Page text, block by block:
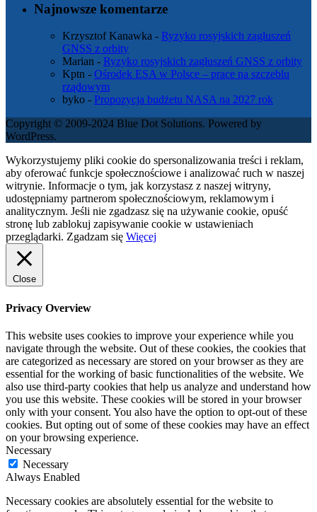
Najnowsze komentarze
Krzysztof Kanawka - Ryzyko rosyjskich zagłuszeń
GNSS z orbity
Marian - Ryzyko rosyjskich zagłuszeń GNSS z orbity
Kptn - Ośrodek ESA w Polsce – prace na szczeblu
rządowym
byko - Propozycja budżetu NASA na 2027 rok
Copyright © 2009-2024 Blue Dot Solutions. Powered by
WordPress.
Wykorzystujemy pliki cookie do spersonalizowania treści i reklam,
aby oferować funkcje społecznościowe i analizować ruch w naszej
witrynie. Informacje o tym, jak korzystasz z naszej witryny,
udostępniamy partnerom społecznościowym, reklamowym i
analitycznym. Jeśli nie zgadzasz się na używanie cookie, opuść
stronę lub zablokuj zapisywanie cookie w ustawieniach
przeglądarki. Zgadzam się Więcej
Close
Privacy Overview
This website uses cookies to improve your experience while you
navigate through the website. Out of these cookies, the cookies that
are categorized as necessary are stored on your browser as they are
essential for the working of basic functionalities of the website. We
also use third-party cookies that help us analyze and understand how
you use this website. These cookies will be stored in your browser
only with your consent. You also have the option to opt-out of these
cookies. But opting out of some of these cookies may have an effect
on your browsing experience.
Necessary
Necessary
Always Enabled
Necessary cookies are absolutely essential for the website to